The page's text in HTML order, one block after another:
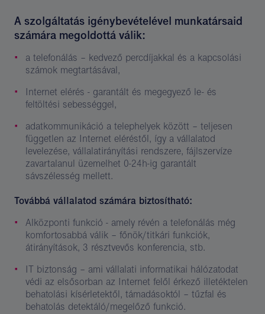
A szolgáltatás igénybevételével munkatársaid
számára megoldottá válik:
a telefonálás – kedvező percdíjakkal és a kapcsolási
számok megtartásával,
Internet elérés - garantált és megegyező le- és
feltöltési sebességgel,
adatkommunikáció a telephelyek között – teljesen
független az Internet eléréstől, így a vállalatod
levelezése, vállalatirányítási rendszere, fájlszervíze
zavartalanul üzemelhet 0-24h-ig garantált
sávszélesség mellett.
Továbbá vállalatod számára biztosítható:
Alközponti funkció - amely révén a telefonálás még
komfortosabbá válik – főnök/titkári funkciók,
átirányítások, 3 résztvevős konferencia, stb.
IT biztonság – ami vállalati informatikai hálózatodat
védi az elsősorban az Internet felől érkező illetéktelen
behatolási kísérletektől, támadásoktól – tűzfal és
behatolás detektáló/megelőző funkció.